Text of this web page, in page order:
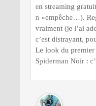
en streaming
n »empêche…).
vraiment (je l’ai
c’est distrayant,
Le look du premier
Spiderman Noir :